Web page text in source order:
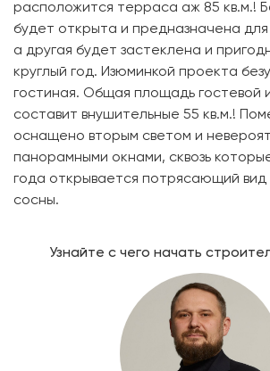
расположится терраса аж 85 кв.м.!
будет открыта и предназначена
а другая будет застеклена и
круглый год. Изюминкой проекта
гостиная. Общая площадь гостевой
составит внушительные 55 кв.м.!
оснащено вторым светом и
панорамными окнами, сквозь
года открывается потрясающий вид
сосны.
Узнайте с чего начать